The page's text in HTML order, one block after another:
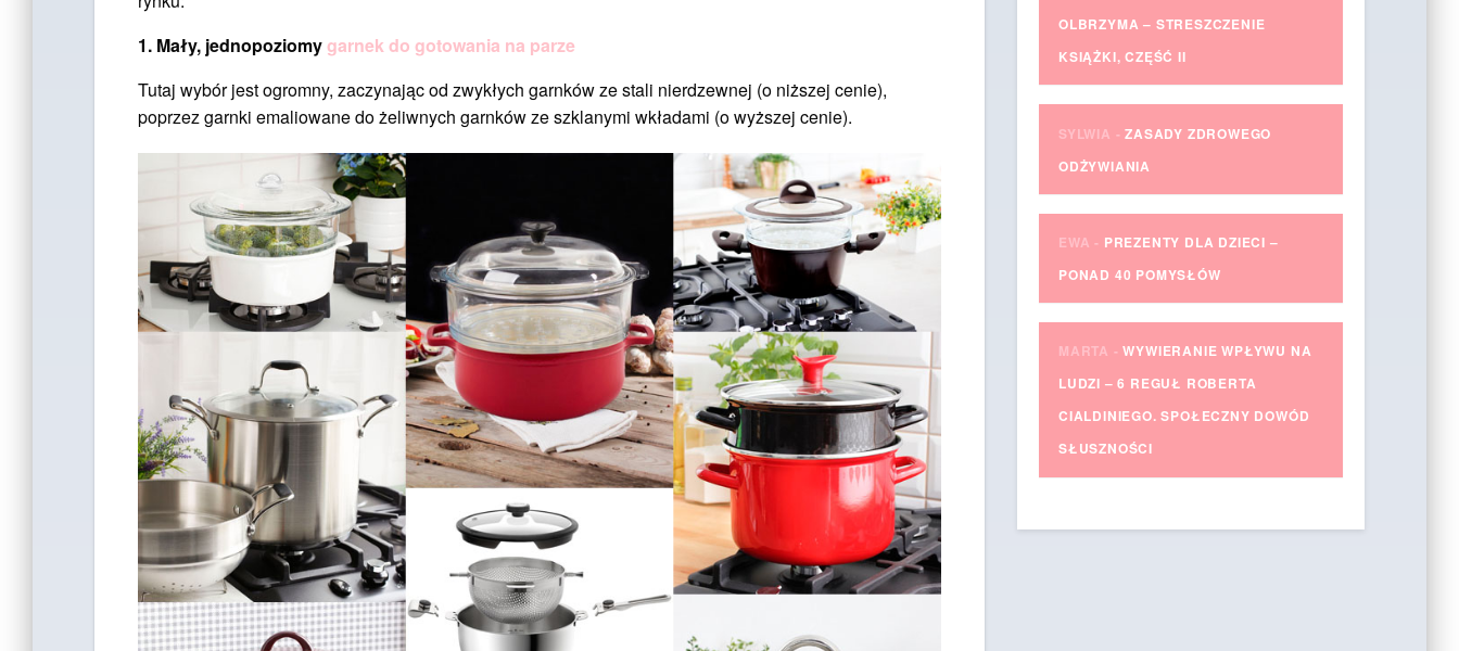
1. Mały, jednopoziomygarnek do gotowania na parze
Tutaj wybór jest ogromny, zaczynając od zwykłych garnków ze stali nierdzewnej (o niższej cenie),
poprzez garnki emaliowane do żeliwnych garnków ze szklanymi wkładami (o wyższej cenie).
OLBRZYMA – STRESZCZENIE
KSIĄŻKI, CZĘŚĆ II
SYLWIA -ZASADY ZDROWEGO
ODŻYWIANIA
EWA - PREZENTY DLA DZIECI –
PONAD 40 POMYSŁÓW
MARTA -WYWIERANIE WPŁYWU NA
LUDZI – 6 REGUŁ ROBERTA
CIALDINIEGO. SPOŁECZNY DOWÓD
SŁUSZNOŚCI